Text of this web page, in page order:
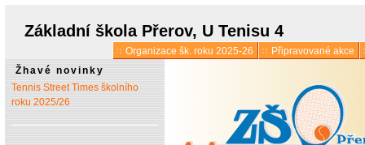
Základní škola Přerov, U Tenisu 4
Organizace šk. roku 2025-26
Připravované akce
Žhavé novinky
prázdninách
* 13. 5.:Vyšlo 6. číslo časopisu
Tennis Street Times školního
roku 2025/26